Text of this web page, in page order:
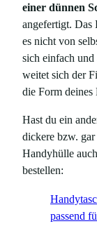
einer dünnen
angefertigt. Das
es nicht von
sich einfach und
weitet sich der
die Form deines
Hast du ein
dickere bzw.
Handyhülle
bestellen:
passend